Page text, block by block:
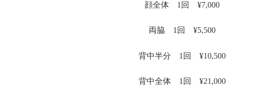
顔全体 1回 ¥7,000
両脇 1回 ¥5,500
背中半分 1回 ¥10,500
背中全体 1回 ¥21,000